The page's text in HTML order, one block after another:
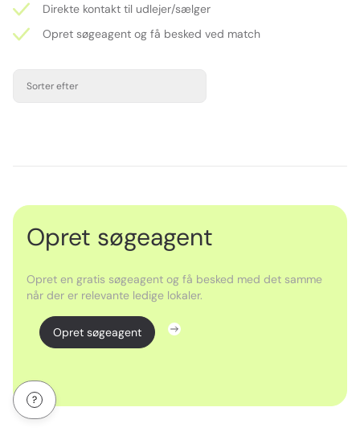
Direkte kontakt til udlejer/sælger
Opret søgeagent og få besked ved match
Sorter efter
Opret søgeagent
Opret en gratis søgeagent og få besked med det samme
når der er relevante ledige lokaler.
Opret søgeagent